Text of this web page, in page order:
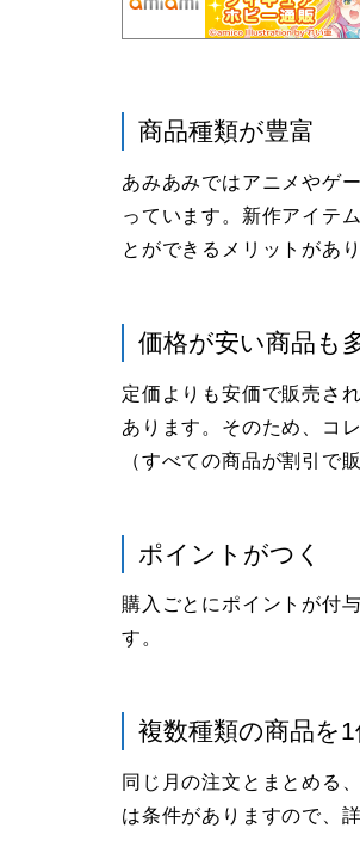
商品種類が豊富
あみあみではアニメやゲ
っています。新作アイテ
とができるメリットがあり
価格が安い商品も
定価よりも安価で販売さ
あります。そのため、コ
（すべての商品が割引で
ポイントがつく
購入ごとにポイントが付
す。
複数種類の商品を
同じ月の注文とまとめる
は条件がありますので、